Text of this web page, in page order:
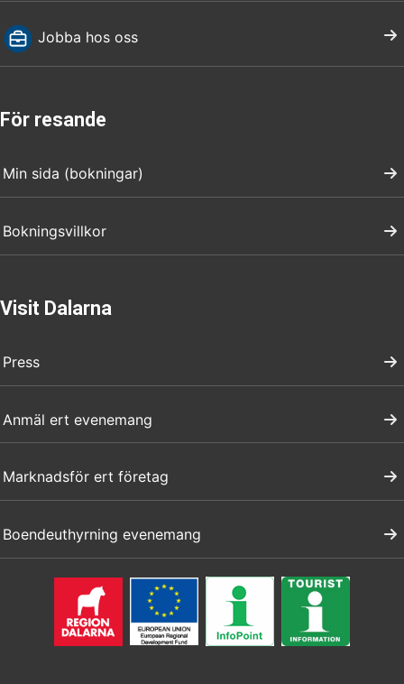
Jobba hos oss
För resande
Min sida (bokningar)
Bokningsvillkor
Visit Dalarna
Press
Anmäl ert evenemang
Marknadsför ert företag
Boendeuthyrning evenemang